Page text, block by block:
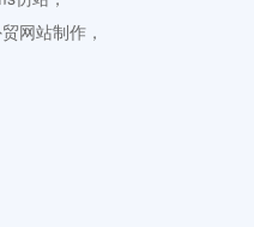
网站制作，